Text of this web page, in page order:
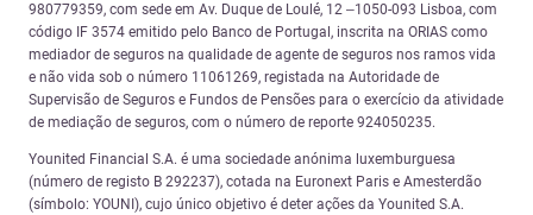
980779359, com sede em Av. Duque de Loulé, 12 –1050-093 Lisboa, com
código IF 3574 emitido pelo Banco de Portugal, inscrita na ORIAS como
mediador de seguros na qualidade de agente de seguros nos ramos vida
e não vida sob o número 11061269, registada na Autoridade de
Supervisão de Seguros e Fundos de Pensões para o exercício da atividade
de mediação de seguros, com o número de reporte 924050235.
Younited Financial S.A. é uma sociedade anónima luxemburguesa
(número de registo B 292237), cotada na Euronext Paris e Amesterdão
(símbolo: YOUNI), cujo único objetivo é deter ações da Younited S.A.